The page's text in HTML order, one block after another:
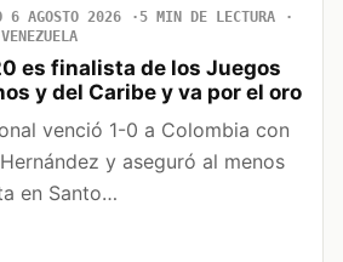
6 AGOSTO 2026
5 MIN DE LECTURA
es finalista de los Juegos
y del Caribe y va por el oro
venció 1-0 a Colombia con
y aseguró al menos
en Santo…